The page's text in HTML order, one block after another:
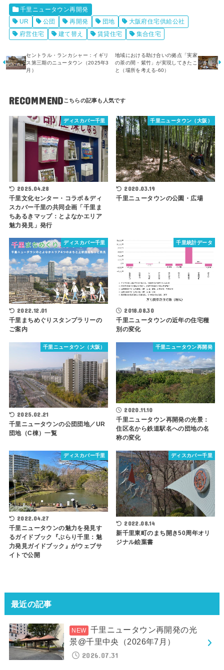
千里ニュータウン再開発
UR
公団 再開発 団地
大阪府住宅供給公社
府営住宅
建て替え 賃貸住宅 集合住宅
セントラル・ランカシャー：イギリ
ス第三期のニュータウン（2025年3
月）
地域における助け合いの拠点「実家
の茶の間・紫竹」が実現してきたこ
と（場所を考える-60）
RECOMMEND
ディスカバー千里
2025.04.28
千里文化センター・コラボ＆ディ
スカバー千里の共同企画「千里ま
ちあるきマップ：とよなかエリア
魅力発見」発行
千里ニュータウン（大阪）
2020.03.19
千里ニュータウンの公園・広場
ディスカバー千里
2022.12.01
千里まちめぐりスタンプラリーの
ご案内
千里統計データ
2018.08.30
千里ニュータウンの近年の住宅種
別の変化
千里ニュータウン（大阪）
2025.02.21
千里ニュータウンの公団団地／UR
団地（C棟）一覧
千里ニュータウン再開発
2020.11.10
千里ニュータウン再開発の光景：
住区名から鉄道駅名への団地の名
称の変化
ディスカバー千里
2022.04.27
千里ニュータウンの魅力を発見す
るガイドブック『ぶらり千里：魅
力発見ガイドブック』がウェブサ
イトで公開
ディスカバー千里
2022.08.14
新千里東町のまち開き50周年オリ
ジナル絵葉書
最近の記事
千里ニュータウン再開発の光
景@千里中央（2026年7月）
2026.07.31